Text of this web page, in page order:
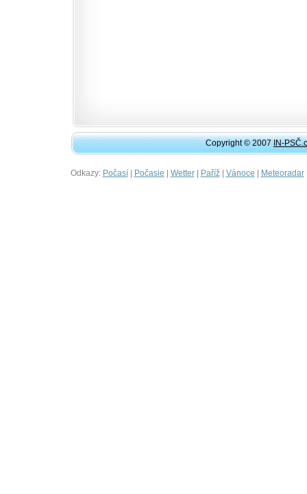
Copyright © 2007IN-
Odkazy: Počasí| Počasie | Wetter| Paříž| Vánoce | Meteoradar